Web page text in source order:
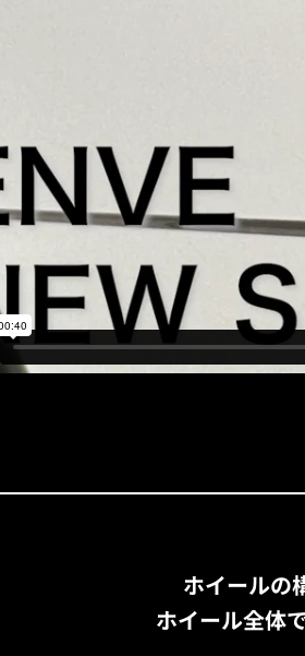
ホイールの
ホイール全体